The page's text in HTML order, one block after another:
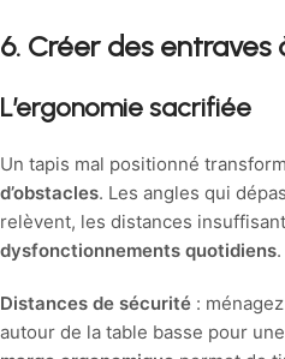
6. Créer des entraves
L’ergonomie sacrifiée
Un tapis mal positionné
d’obstacles. Les angles qui
relèvent, les distances
dysfonctionnements quotidiens.
Distances de sécurité : ménagez
autour de la table basse pour